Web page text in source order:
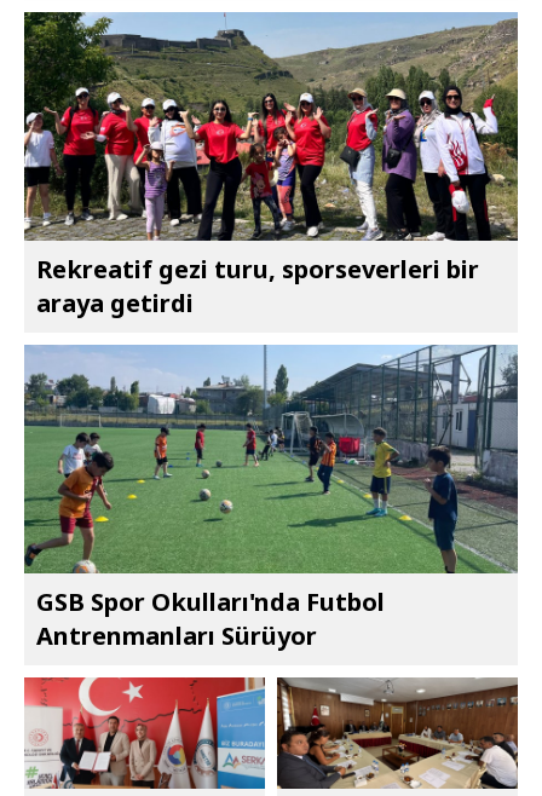
Rekreatif gezi turu, sporseverleri bir
araya getirdi
GSB Spor Okulları'nda Futbol
Antrenmanları Sürüyor